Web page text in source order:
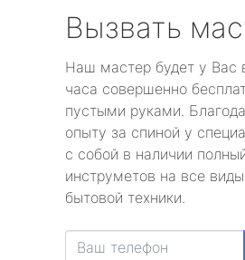
Вызвать
Наш мастер будет у Вас
часа совершенно
пустыми руками.
опыту за спиной у
с собой в наличии
инструметов на все
бытовой техники.